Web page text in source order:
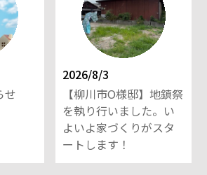
せ
2026/8/3
【柳川市O様邸】地鎮祭
を執り行いました。い
よいよ家づくりがスタ
ートします！